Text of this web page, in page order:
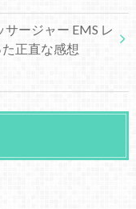
ージャー EMS レ
正直な感想